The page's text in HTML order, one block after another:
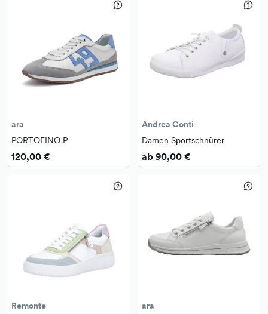
ara
PORTOFINO P
120,00 €
Andrea Conti
Damen Sportschnürer
ab 90,00 €
Remonte ara